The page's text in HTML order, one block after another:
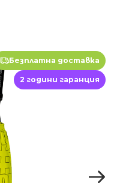
Безплатна доставка
2 години гаранция